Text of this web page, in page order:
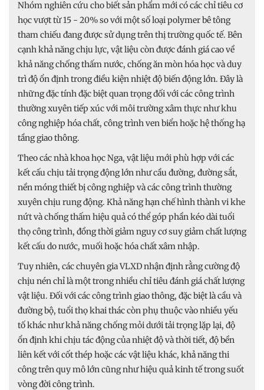
Nhóm nghiên cứu cho biết sản phẩm mới có các chỉ tiêu cơ
học vượt từ 15 - 20% so với một số loại polymer bê tông
tham chiếu đang được sử dụng trên thị trường quốc tế. Bên
cạnh khả năng chịu lực, vật liệu còn được đánh giá cao về
khả năng chống thấm nước, chống ăn mòn hóa học và duy
trì độ ổn định trong điều kiện nhiệt độ biến động lớn. Đây là
những đặc tính đặc biệt quan trọng đối với các công trình
thường xuyên tiếp xúc với môi trường xâm thực như khu
công nghiệp hóa chất, công trình ven biển hoặc hệ thống hạ
tầng giao thông.
Theo các nhà khoa học Nga, vật liệu mới phù hợp với các
kết cấu chịu tải trọng động lớn như cầu đường, đường sắt,
nền móng thiết bị công nghiệp và các công trình thường
xuyên chịu rung động. Khả năng hạn chế hình thành vi khe
nứt và chống thấm hiệu quả có thể góp phần kéo dài tuổi
thọ công trình, đồng thời giảm nguy cơ suy giảm chất lượng
kết cấu do nước, muối hoặc hóa chất xâm nhập.
Tuy nhiên, các chuyên gia VLXD nhận định rằng cường độ
chịu nén chỉ là một trong nhiều chỉ tiêu đánh giá chất lượng
vật liệu. Đối với các công trình giao thông, đặc biệt là cầu và
đường bộ, tuổi thọ khai thác còn phụ thuộc vào nhiều yếu
tố khác như khả năng chống mỏi dưới tải trọng lặp lại, độ
ổn định khi chịu tác động của nhiệt độ và thời tiết, độ bền
liên kết với cốt thép hoặc các vật liệu khác, khả năng thi
công trên quy mô lớn cũng như hiệu quả kinh tế trong suốt
vòng đời công trình.